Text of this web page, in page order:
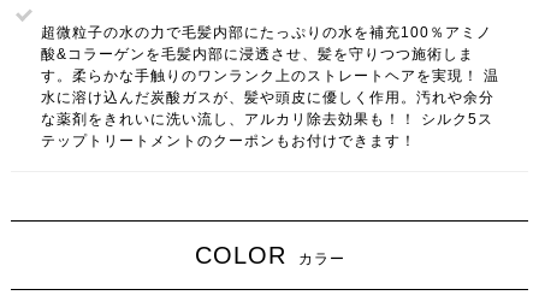
超微粒子の水の力で毛髪内部にたっぷりの水を補充100％アミノ
酸&コラーゲンを毛髪内部に浸透させ、髪を守りつつ施術しま
す。柔らかな手触りのワンランク上のストレートヘアを実現！ 温
水に溶け込んだ炭酸ガスが、髪や頭皮に優しく作用。汚れや余分
な薬剤をきれいに洗い流し、アルカリ除去効果も！！ シルク5ス
テップトリートメントのクーポンもお付けできます！
COLOR カラー